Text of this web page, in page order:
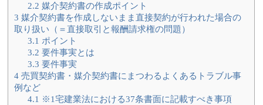
2.2 媒介契約書の作成ポイント
3 媒介契約書を作成しないまま直接契約が行われた場合の
取り扱い（＝直接取引と報酬請求権の問題）
3.1 ポイント
3.2 要件事実とは
3.3 要件事実
4 売買契約書・媒介契約書にまつわるよくあるトラブル事
例など
4.1 ※1宅建業法における37条書面に記載すべき事項